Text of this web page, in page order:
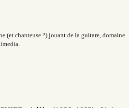
(et chanteuse ?) jouant de la guitare, domaine